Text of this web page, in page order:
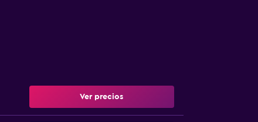
Ver precios